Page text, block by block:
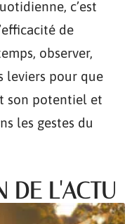
c’est
de
observer,
leviers pour que
son potentiel et
les gestes du
DE L'ACTU